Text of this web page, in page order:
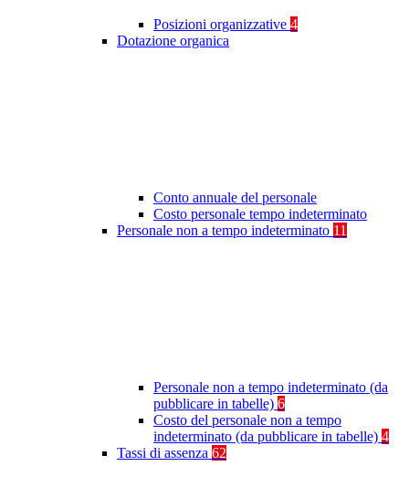
Posizioni organizzative 4
Dotazione organica
Conto annuale del personale
Costo personale tempo indeterminato
Personale non a tempo indeterminato 11
Personale non a tempo indeterminato (da
pubblicare in tabelle) 6
Costo del personale non a tempo
indeterminato (da pubblicare in tabelle) 4
Tassi di assenza 62